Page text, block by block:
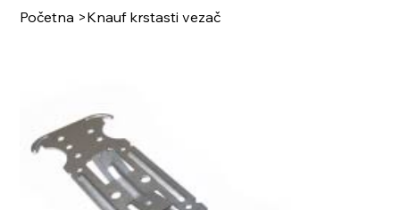
Početna >Knauf krstasti vezač